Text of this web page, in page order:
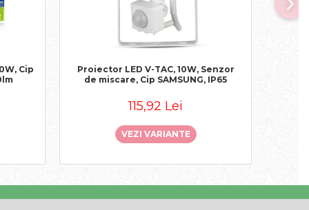
Cip
Proiector LED V-TAC, 10W, Senzor
de miscare, Cip SAMSUNG, IP65
115,92 Lei
VEZI VARIANTE